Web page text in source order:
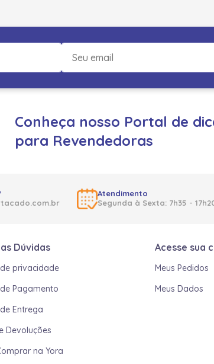
Conheça nosso Portal de
para Revendedoras
Atendimento
Segunda à Sexta: 7h35 -
Dúvidas
privacidade
Pagamento
Entrega
Devoluções
na Yora
Acesse sua
Meus Pedidos
Meus Dados